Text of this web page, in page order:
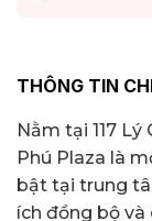
THÔNG TIN
Nằm tại 117 Lý
Phú Plaza là
bật tại trung
ích đồng bộ và